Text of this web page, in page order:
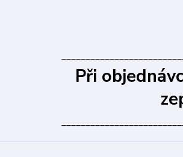
Při